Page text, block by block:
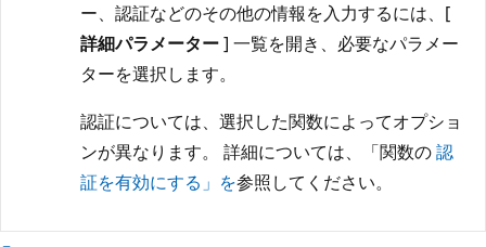
ー、認証などのその他の情報を入力するには、[
詳細パラメーター] 一覧を開き、必要なパラメー
ターを選択します。
認証については、選択した関数によってオプショ
ンが異なります。 詳細については、「関数の認
証を有効にする」を参照してください。